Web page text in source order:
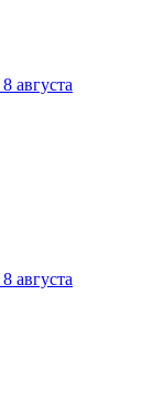
8 августа
8 августа